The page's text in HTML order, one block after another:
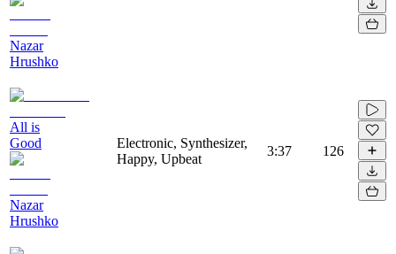
Nazar
Hrushko
All is
Good
Nazar
Hrushko
Electronic, Synthesizer,
Happy, Upbeat
3:37 126